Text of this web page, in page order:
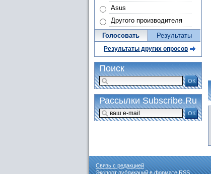
Asus
Другого производителя
Голосовать Результаты
Результаты других опросов
Поиск
ОК
Рассылки Subscribe.Ru
ОК
Связь с редакцией
Экспорт публикаций в форматеRSS